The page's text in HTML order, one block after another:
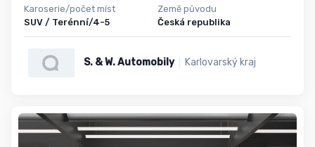
Karoserie/počet míst
SUV / Terénní/4-5
Země původu
Česká republika
S. & W. Automobily Karlovarský kraj